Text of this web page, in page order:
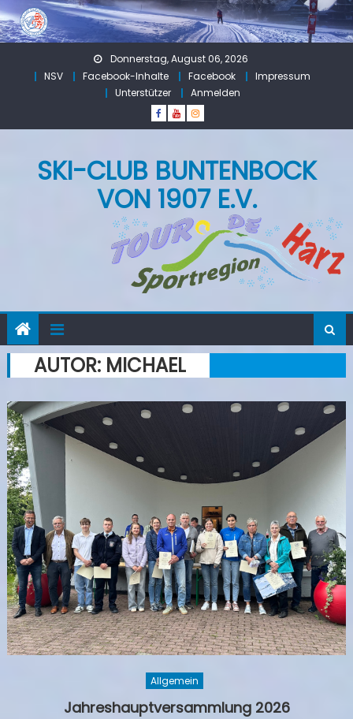
Skip
to
Donnerstag, August 06, 2026
NSV
Facebook-Inhalte Facebook
Impressum
Unterstützer
Anmelden
SKI-CLUB BUNTENBOCK
VON 1907 E.V.
AUTOR: MICHAEL
Allgemein
Jahreshauptversammlung 2026